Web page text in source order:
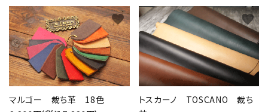
マルゴー 裁ち革 18色
favorite
トスカーノ TOSCANO 裁ち
favorite